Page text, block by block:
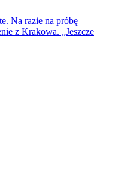
Na razie na próbę
z Krakowa. „Jeszcze